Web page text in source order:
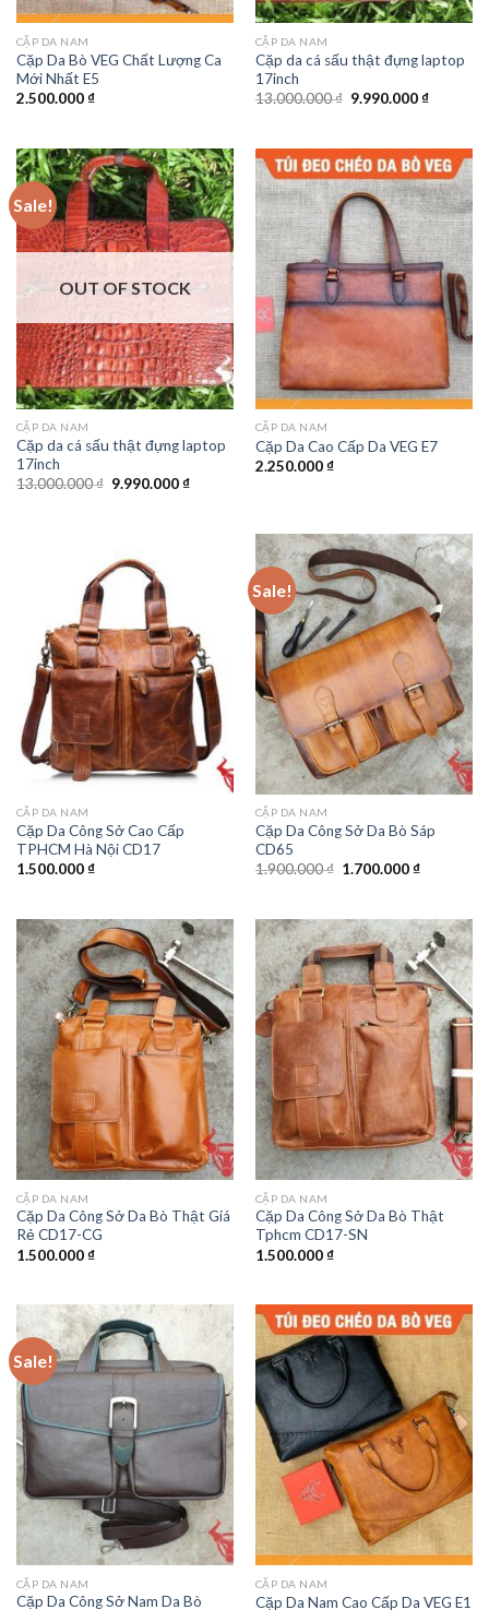
CẶP DA NAM
Cặp Da Bò VEG Chất Lượng Ca
Mới Nhất E5
2.500.000₫
CẶP DA NAM
Cặp da cá sấu thật đựng laptop
17inch
13.000.000₫ 9.990.000₫
Sale!
OUT OF STOCK
CẶP DA NAM
Cặp da cá sấu thật đựng laptop
17inch
13.000.000₫ 9.990.000₫
CẶP DA NAM
Cặp Da Cao Cấp Da VEG E7
2.250.000₫
CẶP DA NAM
Cặp Da Công Sở Cao Cấp
TPHCM Hà Nội CD17
1.500.000₫
Sale!
CẶP DA NAM
Cặp Da Công Sở Da Bò Sáp
CD65
1.900.000₫ 1.700.000₫
CẶP DA NAM
Cặp Da Công Sở Da Bò Thật Giá
Rẻ CD17-CG
1.500.000₫
CẶP DA NAM
Cặp Da Công Sở Da Bò Thật
Tphcm CD17-SN
1.500.000₫
Sale!
CẶP DA NAM
Cặp Da Công Sở Nam Da Bò
CẶP DA NAM
Cặp Da Nam Cao Cấp Da VEG E1